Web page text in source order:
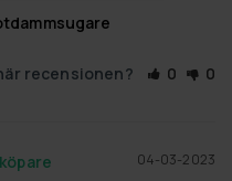
recensionen? 0 0
04-03-2023